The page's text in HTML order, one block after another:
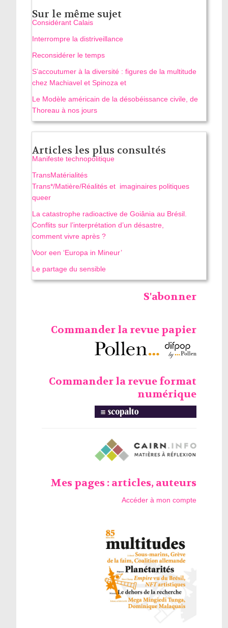
Sur le même sujet
Considérant Calais
Interrompre la distriveillance
Reconsidérer le temps
S’accoutumer à la diversité : figures de la multitude
chez Machiavel et Spinoza et
Le Modèle américain de la désobéissance civile, de
Thoreau à nos jours
Articles les plus consultés
Manifeste technopolitique
TransMatérialités
Trans*/Matière/Réalités et imaginaires politiques
queer
La catastrophe radioactive de Goiânia au Brésil.
Conflits sur l’interprétation d’un désastre,
comment vivre après ?
Voor een ‘Europa in Mineur’
Le partage du sensible
S'abonner
Commander la revue papier
Commander la revue format
numérique
Mes pages : articles, auteurs
Accéder à mon compte